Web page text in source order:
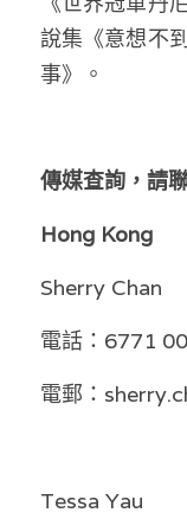
說集《意想不
事》。
傳媒查詢，請
Hong Kong
Sherry Chan
電話：6771
電郵：
Tessa Yau